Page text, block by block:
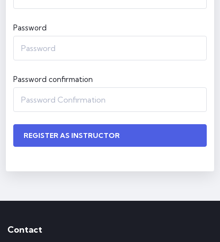
Password
Password confirmation
REGISTER AS INSTRUCTOR
Contact